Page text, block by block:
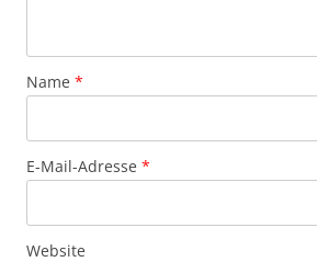
Name *
E-Mail-Adresse *
Website